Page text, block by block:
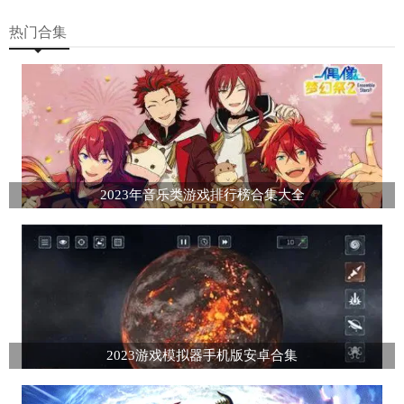
热门合集
2023年音乐类游戏排行榜合集大全
2023游戏模拟器手机版安卓合集